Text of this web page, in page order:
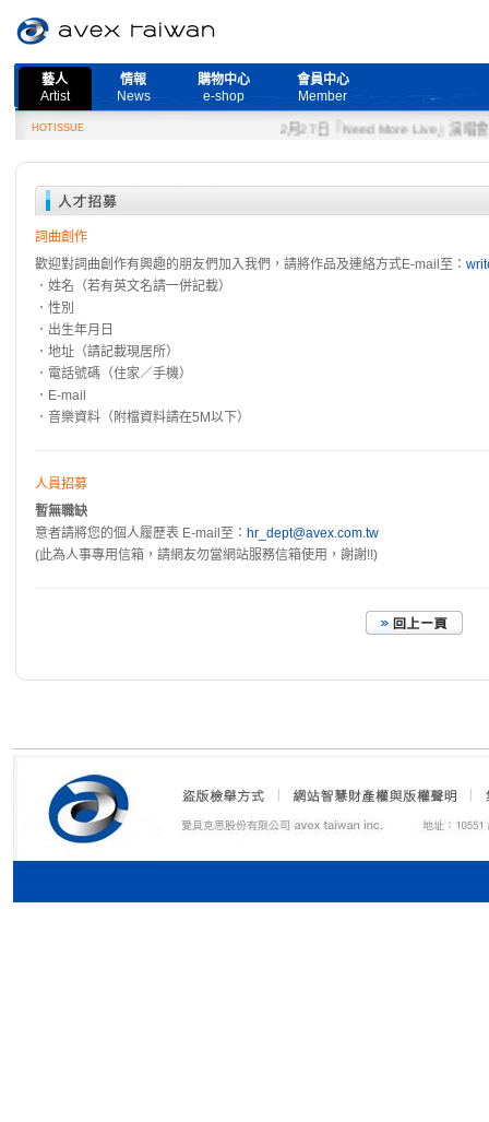
藝人
Artist
情報
News
購物中心
e-shop
會員中心
Member
HOTISSUE 2月27日『Need More Live』演唱會取
詞曲創作
歡迎對詞曲創作有興趣的朋友們加入我們，請將作品及連絡方式E-mail至：
．姓名（若有英文名請一併記載）
．性別
．出生年月日
．地址（請記載現居所）
．電話號碼（住家／手機）
．E-mail
．音樂資料（附檔資料請在5M以下）
人員招募
暫無職缺
意者請將您的個人履歷表 E-mail至： hr_dept@avex.com.tw
(此為人事專用信箱，請網友勿當網站服務信箱使用，謝謝!!)